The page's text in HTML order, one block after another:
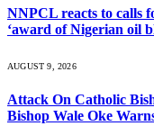
NNPCL reacts to calls
‘award of Nigerian oil
AUGUST 9, 2026
Attack On Catholic
Bishop Wale Oke